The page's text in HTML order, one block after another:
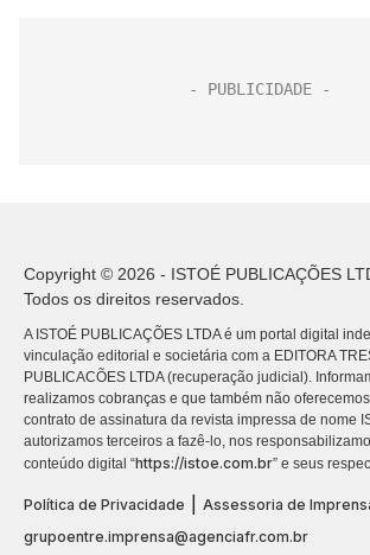
Copyright © 2026 - ISTOÉ PUBLICAÇÕES
Todos os direitos reservados.
A ISTOÉ PUBLICAÇÕES LTDA é um portal digital
vinculação editorial e societária com a EDITORA
PUBLICACÕES LTDA (recuperação judicial).
realizamos cobranças e que também não
contrato de assinatura da revista impressa de nome
autorizamos terceiros a fazê-lo, nos
conteúdo digital “https://istoe.com.br” e seus
Política de Privacidade
Assessoria de
grupoentre.imprensa@agenciafr.com.br